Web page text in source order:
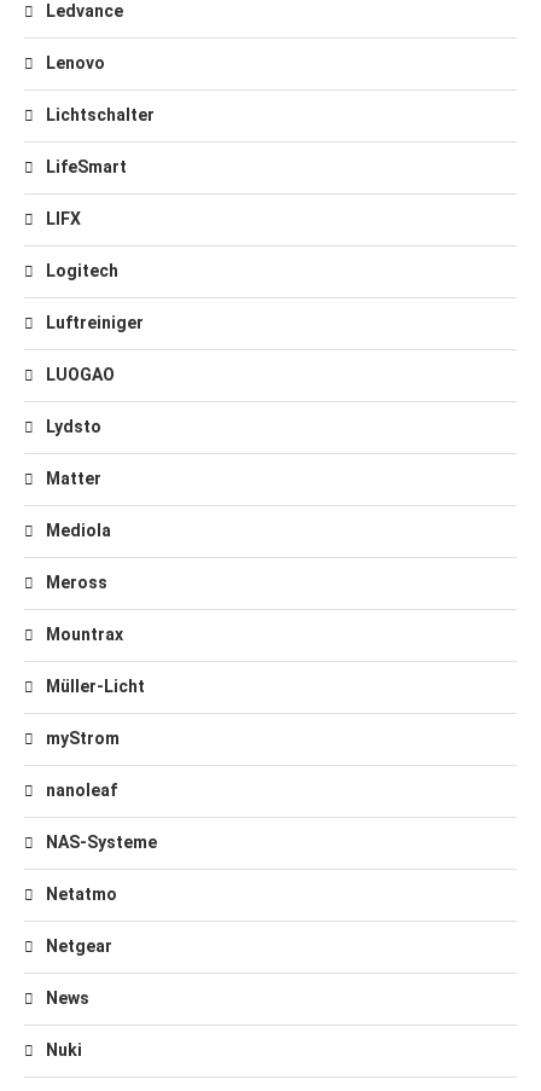
Ledvance
Lenovo
Lichtschalter
LifeSmart
LIFX
Logitech
Luftreiniger
LUOGAO
Lydsto
Matter
Mediola
Meross
Mountrax
Müller-Licht
myStrom
nanoleaf
NAS-Systeme
Netatmo
Netgear
News
Nuki